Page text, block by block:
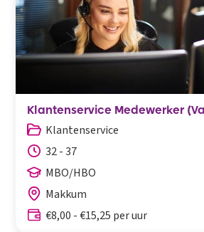
Klantenservice Medewerker
Klantenservice
32 - 37
MBO/HBO
Makkum
€8,00 - €15,25 per uur